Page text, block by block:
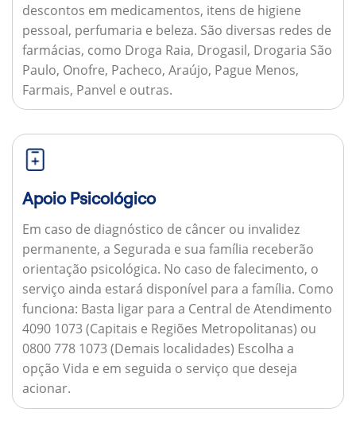
descontos em medicamentos, itens de higiene
pessoal, perfumaria e beleza. São diversas redes de
farmácias, como Droga Raia, Drogasil, Drogaria São
Paulo, Onofre, Pacheco, Araújo, Pague Menos,
Farmais, Panvel e outras.
Apoio Psicológico
Em caso de diagnóstico de câncer ou invalidez
permanente, a Segurada e sua família receberão
orientação psicológica. No caso de falecimento, o
serviço ainda estará disponível para a família. Como
funciona: Basta ligar para a Central de Atendimento
4090 1073 (Capitais e Regiões Metropolitanas) ou
0800 778 1073 (Demais localidades) Escolha a
opção Vida e em seguida o serviço que deseja
acionar.